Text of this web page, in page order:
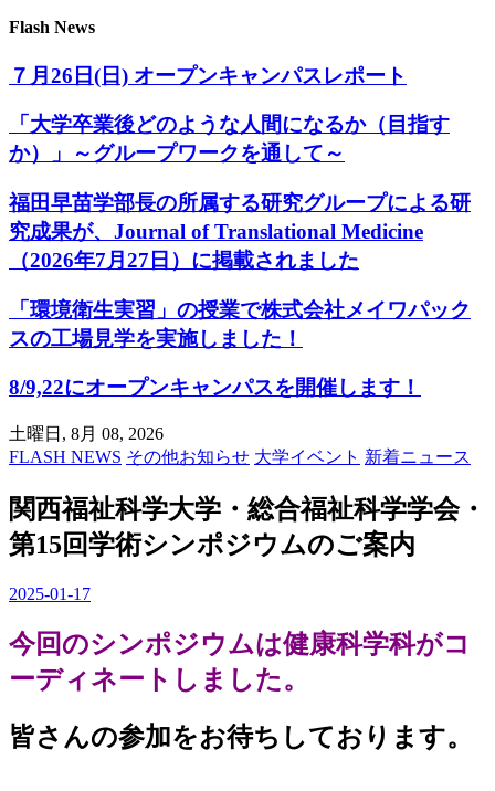
Flash News
７月26日(日) オープンキャンパスレポート
「大学卒業後どのような人間になるか（目指す
か）」～グループワークを通して～
福田早苗学部長の所属する研究グループによる研
究成果が、Journal of Translational Medicine
（2026年7月27日）に掲載されました
「環境衛生実習」の授業で株式会社メイワパック
スの工場見学を実施しました！
8/9,22にオープンキャンパスを開催します！
土曜日, 8月 08, 2026
FLASH NEWS その他お知らせ 大学イベント 新着ニュース
関西福祉科学大学・総合福祉科学学会・
第15回学術シンポジウムのご案内
2025-01-17
今回のシンポジウムは健康科学科がコ
ーディネートしました。
皆さんの参加をお待ちしております。